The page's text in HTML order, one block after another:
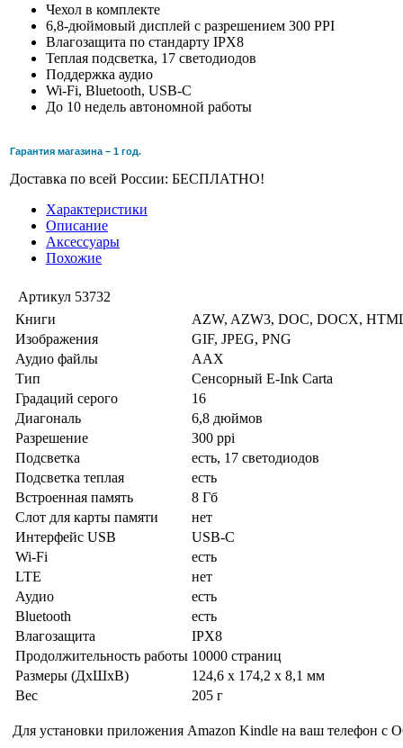
Чехол в комплекте
6,8-дюймовый дисплей с разрешением 300 PPI
Влагозащита по стандарту IPX8
Теплая подсветка, 17 светодиодов
Поддержка аудио
Wi-Fi, Bluetooth, USB-C
До 10 недель автономной работы
Гарантия магазина – 1 год.
Доставка по всей России: БЕСПЛАТНО!
Характеристики
Описание
Аксессуары
Похожие
Артикул 53732
Книги
AZW, AZW3, DOC, DOCX,
Изображения
GIF, JPEG, PNG
Аудио файлы
AAX
Тип
Сенсорный E-Ink Carta
Градаций серого
16
Диагональ
6,8 дюймов
Разрешение
300 ppi
Подсветка
есть, 17 светодиодов
Подсветка теплая
есть
Встроенная память
8 Гб
Слот для карты памяти
нет
Интерфейс USB
USB-C
Wi-Fi
есть
LTE
нет
Аудио
есть
Bluetooth
есть
Влагозащита
IPX8
Продолжительность работы 10000 страниц
Размеры (ДхШхВ)
124,6 x 174,2 x 8,1 мм
Вес
205 г
Для установки приложения Amazon Kindle на ваш телефон с